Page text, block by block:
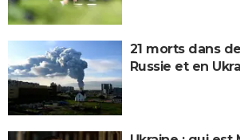
21 morts dans
Russie et en